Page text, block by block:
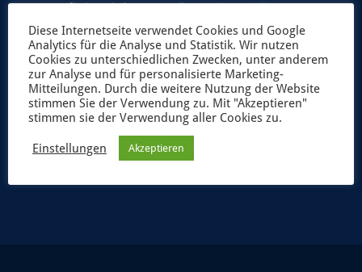
findest du in unsererDatenschutzerklärung.
JETZT ANMELDEN
Diese Internetseite verwendet Cookies und Google
Analytics für die Analyse und Statistik. Wir nutzen
Cookies zu unterschiedlichen Zwecken, unter anderem
zur Analyse und für personalisierte Marketing-
Mitteilungen. Durch die weitere Nutzung der Website
stimmen Sie der Verwendung zu. Mit "Akzeptieren"
stimmen sie der Verwendung aller Cookies zu.
Einstellungen Akzeptieren